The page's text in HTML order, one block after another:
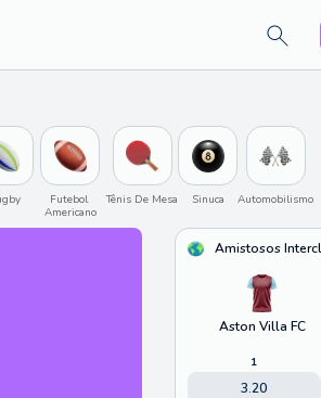
Futebol
Americano
Tênis De Mesa Sinuca Automobilismo
Amistosos
Aston Villa FC
1
3.20